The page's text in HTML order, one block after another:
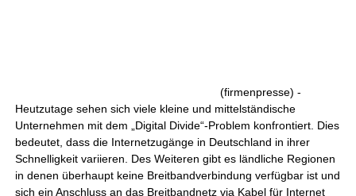
(firmenpresse) -
Heutzutage sehen sich viele kleine und mittelständische
Unternehmen mit dem „Digital Divide“-Problem konfrontiert. Dies
bedeutet, dass die Internetzugänge in Deutschland in ihrer
Schnelligkeit variieren. Des Weiteren gibt es ländliche Regionen
in denen überhaupt keine Breitbandverbindung verfügbar ist und
sich ein Anschluss an das Breitbandnetz via Kabel für Internet